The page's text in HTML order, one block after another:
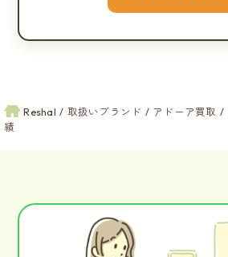
Reshal 取扱いブランド アドーア買取
績